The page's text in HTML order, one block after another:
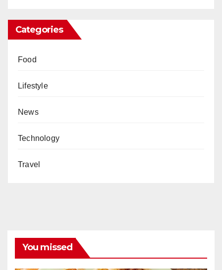
Categories
Food
Lifestyle
News
Technology
Travel
You missed